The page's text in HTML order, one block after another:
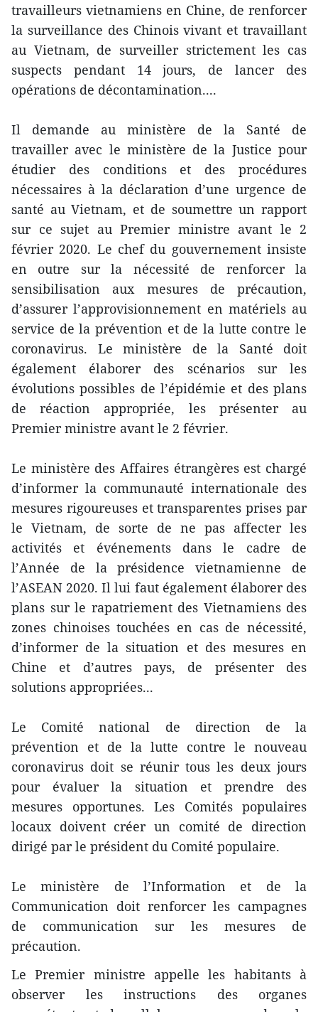
travailleurs vietnamiens en Chine, de renforcer
la surveillance des Chinois vivant et travaillant
au Vietnam, de surveiller strictement les cas
suspects pendant 14 jours, de lancer des
opérations de décontamination....
Il demande au ministère de la Santé de
travailler avec le ministère de la Justice pour
étudier des conditions et des procédures
nécessaires à la déclaration d’une urgence de
santé au Vietnam, et de soumettre un rapport
sur ce sujet au Premier ministre avant le 2
février 2020. Le chef du gouvernement insiste
en outre sur la nécessité de renforcer la
sensibilisation aux mesures de précaution,
d’assurer l’approvisionnement en matériels au
service de la prévention et de la lutte contre le
coronavirus. Le ministère de la Santé doit
également élaborer des scénarios sur les
évolutions possibles de l’épidémie et des plans
de réaction appropriée, les présenter au
Premier ministre avant le 2 février.
Le ministère des Affaires étrangères est chargé
d’informer la communauté internationale des
mesures rigoureuses et transparentes prises par
le Vietnam, de sorte de ne pas affecter les
activités et événements dans le cadre de
l’Année de la présidence vietnamienne de
l’ASEAN 2020. Il lui faut également élaborer des
plans sur le rapatriement des Vietnamiens des
zones chinoises touchées en cas de nécessité,
d’informer de la situation et des mesures en
Chine et d’autres pays, de présenter des
solutions appropriées...
Le Comité national de direction de la
prévention et de la lutte contre le nouveau
coronavirus doit se réunir tous les deux jours
pour évaluer la situation et prendre des
mesures opportunes. Les Comités populaires
locaux doivent créer un comité de direction
dirigé par le président du Comité populaire.
Le ministère de l’Information et de la
Communication doit renforcer les campagnes
de communication sur les mesures de
précaution.
Le Premier ministre appelle les habitants à
observer les instructions des organes